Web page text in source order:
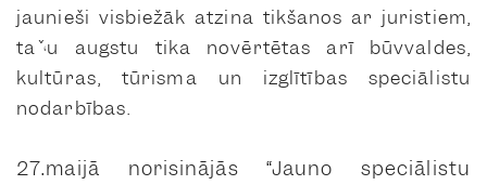
jaunieši visbiežāk atzina tikšanos ar juristiem,
taču augstu tika novērtētas arī būvvaldes,
kultūras, tūrisma un izglītības speciālistu
nodarbības.
27.maijā norisinājās “Jauno speciālistu